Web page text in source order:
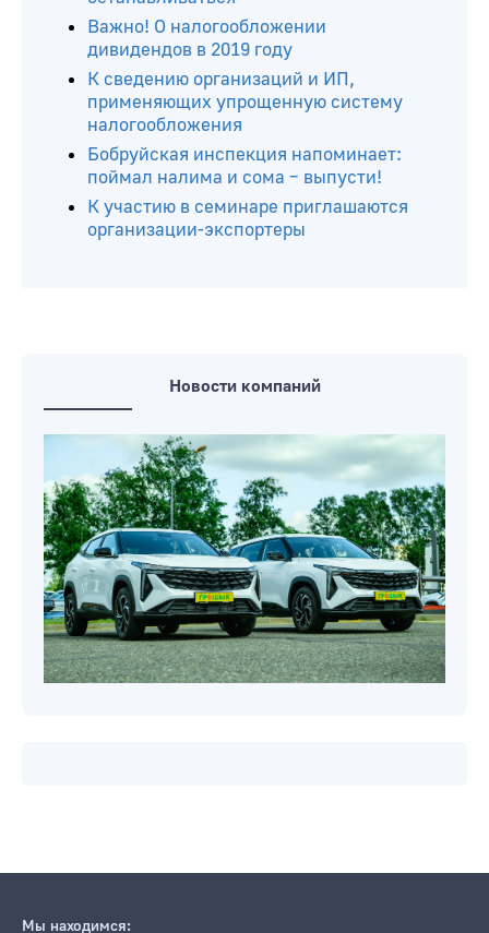
Важно! О налогообложении
дивидендов в 2019 году
К сведению организаций и ИП,
применяющих упрощенную систему
налогообложения
Бобруйская инспекция напоминает:
поймал налима и сома – выпусти!
К участию в семинаре приглашаются
организации-экспортеры
Новости компаний
Мы находимся: